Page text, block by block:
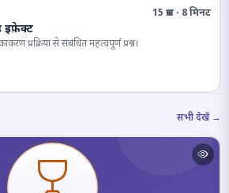
15 प्रश्न · 8 मिनट
इफ़ेक्ट
प्रक्रिया से संबंधित महत्वपूर्ण प्रश्न।
सभी देखें →